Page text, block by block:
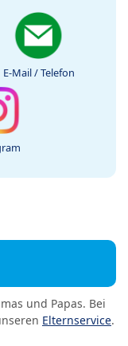
E-Mail / Telefon
und Papas. Bei
Elternservice.